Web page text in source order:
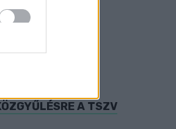
EL MÁSHOL
A TSZV